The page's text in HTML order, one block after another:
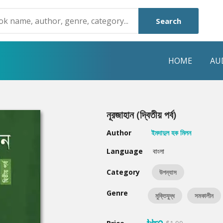
Search
HOME
Humayun Ahmed
Mouri Morium
Hot & New
নূরজাহান (দ্বিতীয় পর্ব)
Author
ইমদাদুল হক মিলন
Language
বাংলা
Category উপন্যাস
Genre মুক্তিযুদ্ধ সমকালীন